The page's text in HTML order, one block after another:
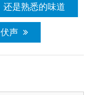
是熟悉的味道
声